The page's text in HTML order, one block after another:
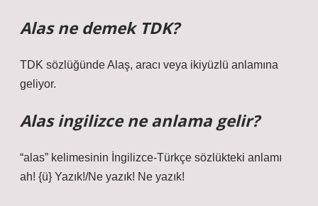
Alas ne demek TDK?
TDK sözlüğünde Alaş, aracı veya ikiyüzlü anlamına
geliyor.
Alas ingilizce ne anlama gelir?
“alas” kelimesinin İngilizce-Türkçe sözlükteki anlamı
ah! {ü} Yazık!/Ne yazık! Ne yazık!